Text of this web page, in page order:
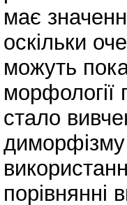
має
оскільки
можуть
морфології
стало
диморфізму
порівнянні